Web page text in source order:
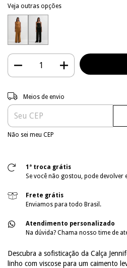
Veja outras opções
Entregas para o CEP:
Meios de envio
Não sei meu CEP
1ª troca grátis
Se você não gostou, pode devolver
Frete grátis
Enviamos para todo Brasil.
Atendimento personalizado
Na dúvida? Chama nosso time de
Descubra a sofisticação da Calça
linho com viscose para um caimento